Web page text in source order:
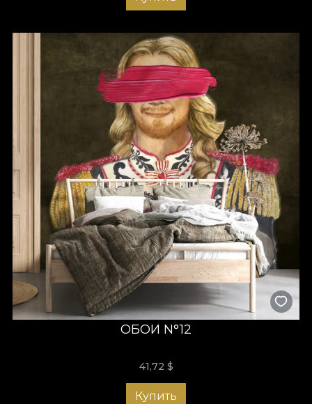
ОБОИ N°12
41,72 $
Купить